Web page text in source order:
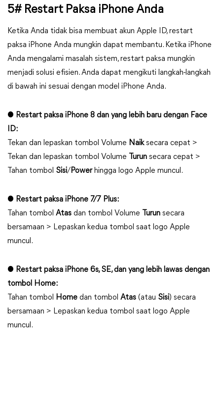
5# Restart Paksa iPhone Anda
Ketika Anda tidak bisa membuat akun Apple ID, restart
paksa iPhone Anda mungkin dapat membantu. Ketika iPhone
Anda mengalami masalah sistem, restart paksa mungkin
menjadi solusi efisien. Anda dapat mengikuti langkah-langkah
di bawah ini sesuai dengan model iPhone Anda.
● Restart paksa iPhone 8 dan yang lebih baru dengan Face
ID:
Tekan dan lepaskan tombol Volume Naiksecara cepat >
Tekan dan lepaskan tombol Volume
Turun secara cepat >
Tahan tombol Sisi/ Power hingga logo Apple muncul.
● Restart paksa iPhone 7/7 Plus:
Tahan tombol Atas dan tombol Volume Turun secara
bersamaan > Lepaskan kedua tombol saat logo Apple
muncul.
● Restart paksa iPhone 6s, SE, dan yang lebih lawas dengan
tombol Home:
Tahan tombol
Home dan tombol Atas (atau Sisi) secara
bersamaan > Lepaskan kedua tombol saat logo Apple
muncul.